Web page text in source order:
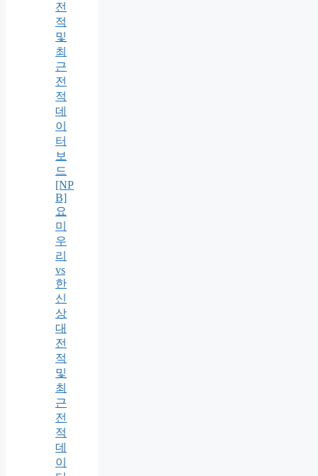
전
적
및
최
근
전
적
데
이
터
보
드
[NP
B]
요
미
우
리
vs
한
신
상
대
전
적
및
최
근
전
적
데
이